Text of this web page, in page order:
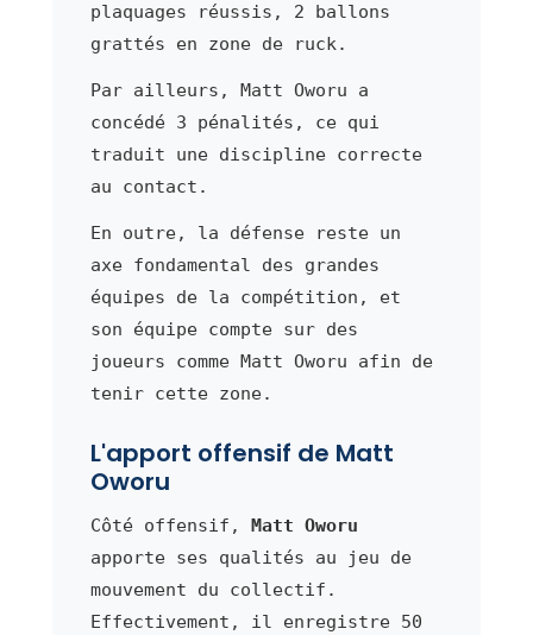
plaquages réussis, 2 ballons
grattés en zone de ruck.
Par ailleurs, Matt Oworu a
concédé 3 pénalités, ce qui
traduit une discipline correcte
au contact.
En outre, la défense reste un
axe fondamental des grandes
équipes de la compétition, et
son équipe compte sur des
joueurs comme Matt Oworu afin de
tenir cette zone.
L'apport offensif de Matt
Oworu
Côté offensif,
Matt Oworu
apporte ses qualités au jeu de
mouvement du collectif.
Effectivement, il enregistre 50